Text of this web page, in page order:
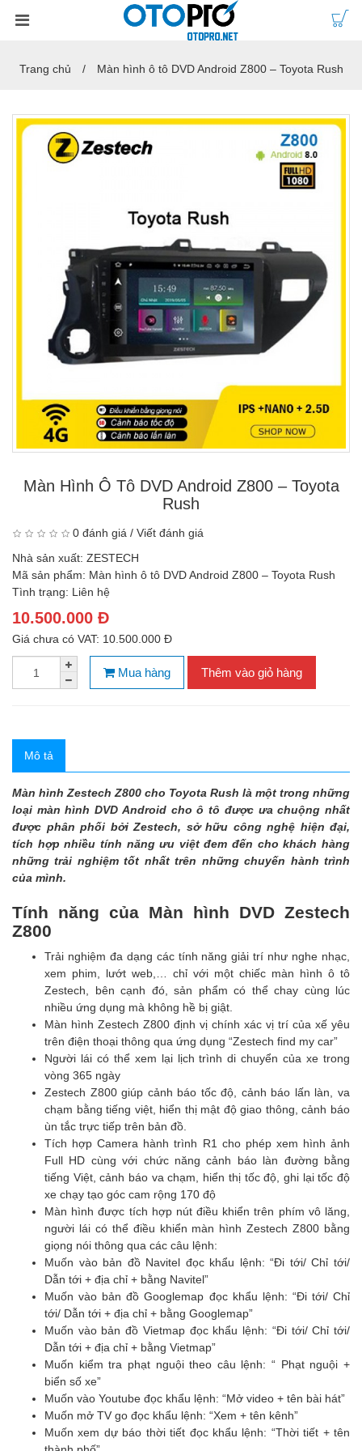
Trang chủ Màn hình ô tô DVD Android Z800 – Toyota Rush
Màn Hình Ô Tô DVD Android Z800 – Toyota
Rush
0 đánh giá / Viết đánh giá
Nhà sản xuất: ZESTECH
Mã sản phẩm: Màn hình ô tô DVD Android Z800 – Toyota Rush
Tình trạng: Liên hệ
10.500.000 Đ
Giá chưa có VAT: 10.500.000 Đ
Mua hàng Thêm vào giỏ hàng
Mô tả
Màn hình Zestech Z800 cho Toyota Rush là một trong những
loại màn hình DVD Android cho ô tô được ưa chuộng nhất
được phân phối bởi Zestech, sở hữu công nghệ hiện đại,
tích hợp nhiều tính năng ưu việt đem đến cho khách hàng
những trải nghiệm tốt nhất trên những chuyến hành trình
của mình.
Tính năng của Màn hình DVD Zestech
Z800
Trải nghiệm đa dạng các tính năng giải trí như nghe nhạc,
xem phim, lướt web,… chỉ với một chiếc màn hình ô tô
Zestech, bên cạnh đó, sản phẩm có thể chay cùng lúc
nhiều ứng dụng mà không hề bị giật.
Màn hình Zestech Z800 định vị chính xác vị trí của xế yêu
trên điện thoại thông qua ứng dụng “Zestech find my car”
Người lái có thể xem lại lịch trình di chuyển của xe trong
vòng 365 ngày
Zestech Z800 giúp cảnh báo tốc độ, cảnh báo lấn làn, va
chạm bằng tiếng việt, hiển thị mật độ giao thông, cảnh báo
ùn tắc trực tiếp trên bản đồ.
Tích hợp Camera hành trình R1 cho phép xem hình ảnh
Full HD cùng với chức năng cảnh báo làn đường bằng
tiếng Việt, cảnh báo va chạm, hiển thị tốc độ, ghi lại tốc độ
xe chạy tạo góc cam rộng 170 độ
Màn hình được tích hợp nút điều khiển trên phím vô lăng,
người lái có thể điều khiển màn hình Zestech Z800 bằng
giọng nói thông qua các câu lệnh:
Muốn vào bản đồ Navitel đọc khẩu lệnh: “Đi tới/ Chỉ tới/
Dẫn tới + địa chỉ + bằng Navitel”
Muốn vào bản đồ Googlemap đọc khẩu lệnh: “Đi tới/ Chỉ
tới/ Dẫn tới + địa chỉ + bằng Googlemap”
Muốn vào bản đồ Vietmap đọc khẩu lệnh: “Đi tới/ Chỉ tới/
Dẫn tới + địa chỉ + bằng Vietmap”
Muốn kiểm tra phạt nguội theo câu lệnh: “ Phạt nguội +
biển số xe”
Muốn vào Youtube đọc khẩu lệnh: “Mở video + tên bài hát”
Muốn mở TV go đọc khẩu lệnh: “Xem + tên kênh”
Muốn xem dự báo thời tiết đọc khẩu lệnh: “Thời tiết + tên